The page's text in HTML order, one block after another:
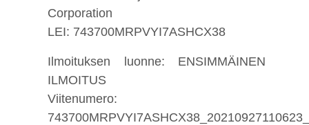
Corporation
LEI: 743700MRPVYI7ASHCX38
Ilmoituksen luonne: ENSIMMÄINEN
ILMOITUS
Viitenumero: